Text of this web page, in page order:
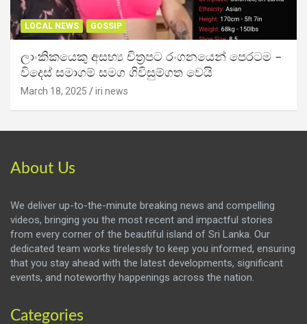
LOCAL NEWS GOSSIP
ලාංකිකයෙකු අසභ්‍ය චිත්‍රපට රංගනයෙන් පෙරටම –
විදෙස් සමාගම් සමග ගිවිසුම්ගත වෙයි
March 18, 2025 iri news
About Us
We deliver up-to-the-minute breaking news and compelling
videos, bringing you the most recent and impactful stories
from every corner of the beautiful island of Sri Lanka. Our
dedicated team works tirelessly to keep you informed, ensuring
that you stay ahead with the latest developments, significant
events, and noteworthy happenings across the nation.
Categories